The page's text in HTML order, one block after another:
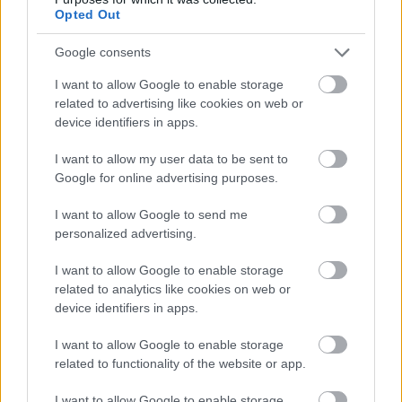
Opted Out
Google consents
I want to allow Google to enable storage
related to advertising like cookies on web or
device identifiers in apps.
I want to allow my user data to be sent to
Google for online advertising purposes.
I want to allow Google to send me
personalized advertising.
I want to allow Google to enable storage
related to analytics like cookies on web or
device identifiers in apps.
I want to allow Google to enable storage
related to functionality of the website or app.
Adja meg keresztnevét:
Megismertem és elfogadom aGDPR-szabályzatot
Nem szeretne lemaradni semmiről? Csak egy kattintás, és hírlevelünk a
legfrissebb információkkal és exkluzív tartalmakkal hétről hétre
A SZOL24 legfrissebb 24 cikke